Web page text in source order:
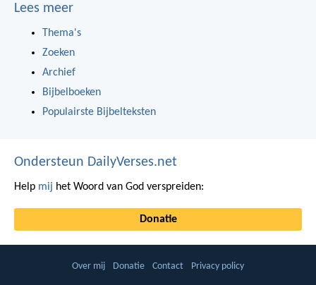
Lees meer
Thema's
Zoeken
Archief
Bijbelboeken
Populairste Bijbelteksten
Ondersteun DailyVerses.net
Help mij het Woord van God verspreiden:
Donatie
Over mij Donatie Contact Privacy policy